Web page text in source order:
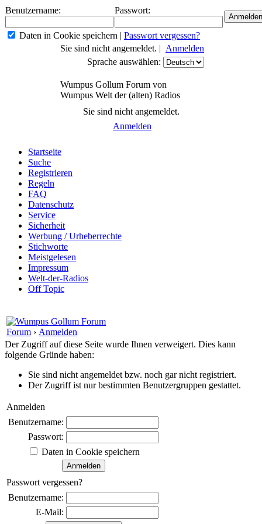
Benutzername: Passwort:
Daten in Cookie speichern | Passwort vergessen?
Sie sind nicht angemeldet. | Anmelden
Sprache auswählen:
Wumpus Gollum Forum von
Wumpus Welt der (alten) Radios
Sie sind nicht angemeldet.
Anmelden
Startseite
Suche
Registrieren
Regeln
FAQ
Datenschutz
Service
Sicherheit
Werbung / Urheberrechte
Stichworte
Meistgelesen
Impressum
Welt-der-Radios
Off Topic
Forum › Anmelden
Der Zugriff auf diese Seite wurde Ihnen verweigert. Dies kann
folgende Gründe haben:
Sie sind nicht angemeldet bzw. noch gar nicht registriert.
Der Zugriff ist nur bestimmten Benutzergruppen gestattet.
Anmelden
Benutzername:
Passwort:
Daten in Cookie speichern
Passwort vergessen?
Benutzername:
E-Mail: